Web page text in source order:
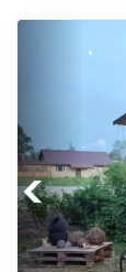
Previous